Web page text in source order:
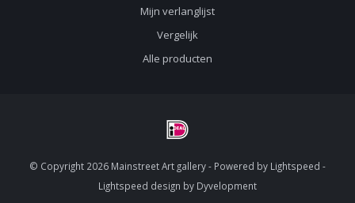
Mijn verlanglijst
Vergelijk
Alle producten
© Copyright 2026 Mainstreet Art gallery - Powered by Lightspeed -
Lightspeed design by Dyvelopment